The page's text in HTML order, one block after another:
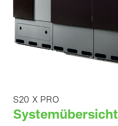
S20 X PRO
Systemübersicht